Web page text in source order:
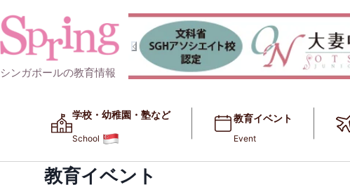
シンガポールの教育情報
学校・幼稚園・塾など​​
School
教育イベント
Event
教育イベント